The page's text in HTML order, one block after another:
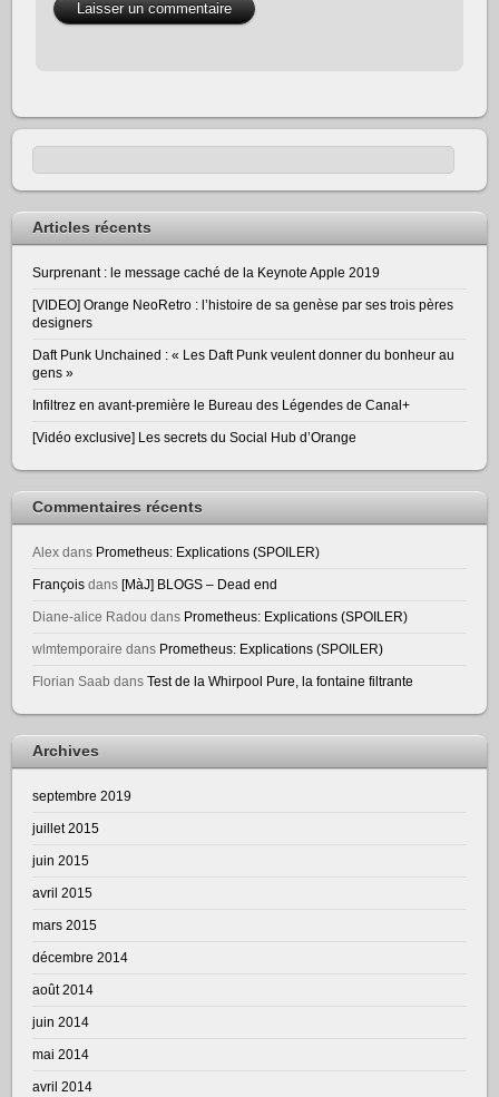
Articles récents
Surprenant : le message caché de la Keynote Apple 2019
[VIDEO] Orange NeoRetro : l’histoire de sa genèse par ses trois pères
designers
Daft Punk Unchained : « Les Daft Punk veulent donner du bonheur au
gens »
Infiltrez en avant-première le Bureau des Légendes de Canal+
[Vidéo exclusive] Les secrets du Social Hub d’Orange
Commentaires récents
Alex dans Prometheus: Explications (SPOILER)
François dans[MàJ] BLOGS – Dead end
Diane-alice Radou dans Prometheus: Explications (SPOILER)
wlmtemporaire dans Prometheus: Explications (SPOILER)
Florian Saab dansTest de la Whirpool Pure, la fontaine filtrante
Archives
septembre 2019
juillet 2015
juin 2015
avril 2015
mars 2015
décembre 2014
août 2014
juin 2014
mai 2014
avril 2014